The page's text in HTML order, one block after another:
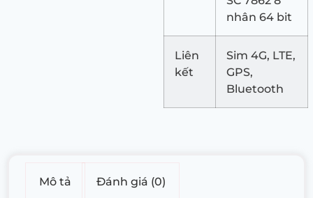
nhân 64 bit
Liên
kết
Sim 4G, LTE,
GPS,
Bluetooth
Mô tả Đánh giá (0)